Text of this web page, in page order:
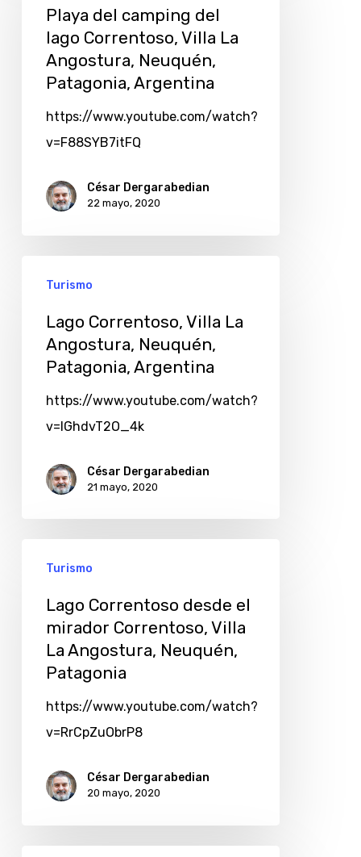
Playa del camping del
lago Correntoso, Villa La
Angostura, Neuquén,
Patagonia, Argentina
https://www.youtube.com/watch?
v=F88SYB7itFQ
César Dergarabedian
22 mayo, 2020
Turismo
Lago Correntoso, Villa La
Angostura, Neuquén,
Patagonia, Argentina
https://www.youtube.com/watch?
v=IGhdvT2O_4k
César Dergarabedian
21 mayo, 2020
Turismo
Lago Correntoso desde el
mirador Correntoso, Villa
La Angostura, Neuquén,
Patagonia
https://www.youtube.com/watch?
v=RrCpZuObrP8
César Dergarabedian
20 mayo, 2020